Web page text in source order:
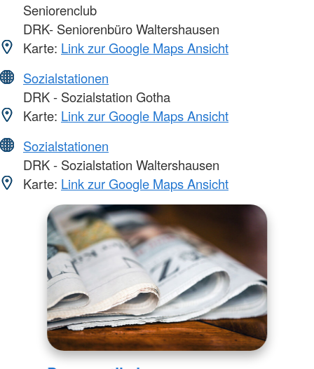
Seniorenclub
DRK- Seniorenbüro Waltershausen
Karte: Link zur Google Maps Ansicht
Sozialstationen
DRK - Sozialstation Gotha
Karte: Link zur Google Maps Ansicht
Sozialstationen
DRK - Sozialstation Waltershausen
Karte: Link zur Google Maps Ansicht